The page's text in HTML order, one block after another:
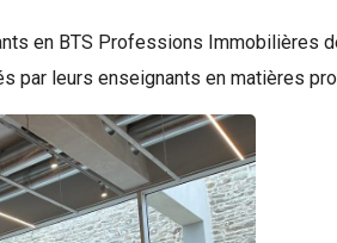
en BTS Professions Immobilières
par leurs enseignants en matières